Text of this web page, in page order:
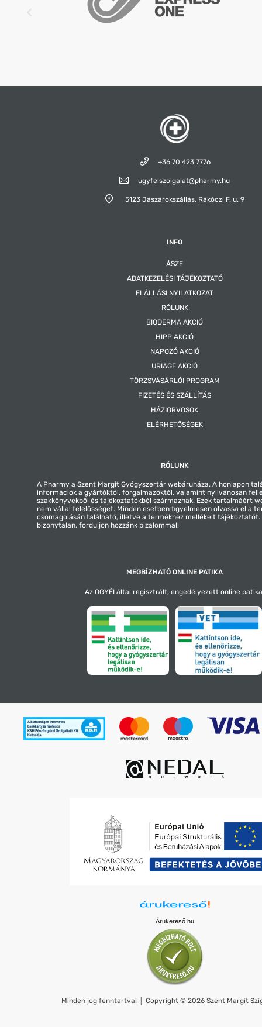
+36 70 423 7776
ugyfelszolgalat@pharmy.hu
5123 Jászárokszállás, Rákóczi F. u. 9
INFO
ÁSZF
ADATKEZELÉSI TÁJÉKOZTATÓ
ELÁLLÁSI NYILATKOZAT
RÓLUNK
BIODERMA AKCIÓ
HIPP AKCIÓ
NAPOZÓ AKCIÓ
URIAGE AKCIÓ
TÖRZSVÁSÁRLÓI PROGRAM
FIZETÉS ÉS SZÁLLÍTÁS
HÁZIORVOSOK
ELÉRHETŐSÉGEK
RÓLUNK
A Pharmy a Szent Margit Gyógyszertár webáruháza. A honlapon
információk a gyártóktól, forgalmazóktól, valamint nyilvánosan
szakkönyvekből és tájékoztatókból származnak. Ezek tartalmáért
nem vállal felelősséget. Minden esetben figyelmesen olvassa el a
csomagolásán található, illetve a termékhez mellékelt tájékoztatót.
bizonytalan, forduljon hozzánk bizalommal!
MEGBÍZHATÓ ONLINE PATIKA
Az OGYÉI által regisztrált, engedélyezett online
Árukereső.hu
Minden jog fenntartva! │ Copyright © 2026 Szent Margit